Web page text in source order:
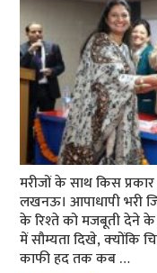
मरीजों के साथ किस
लखनऊ। आपाधापी भरी
के रिश्‍ते को मजबूती देने
में सौम्‍यता दिखे, क्‍योंकि
काफी हद तक कब …